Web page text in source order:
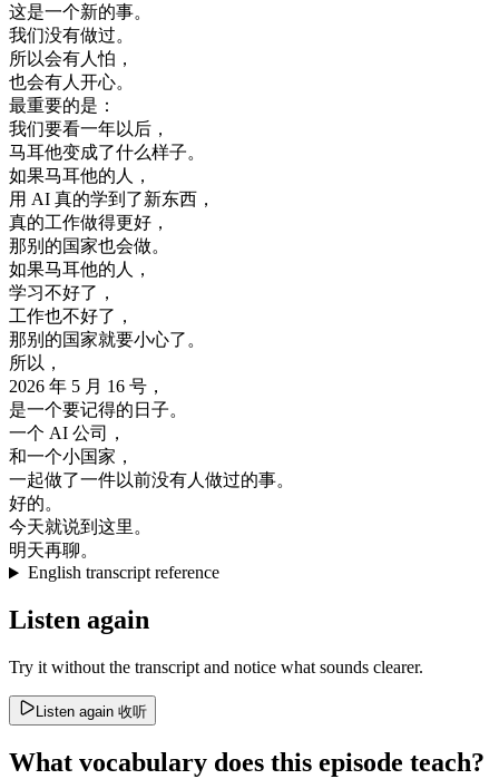
这是一个新的事。
我们没有做过。
所以会有人怕 ，
也会有人开心。
最重要的是 ：
我们要看一年以后 ，
马耳他变成了什么样子。
如果马耳他的人 ，
用 AI 真的学到了新东西 ，
真的工作做得更好 ，
那别的国家也会做。
如果马耳他的人 ，
学习不好了 ，
工作也不好了 ，
那别的国家就要小心了。
所以 ，
2026 年 5 月 16 号 ，
是一个要记得的 日子。
一个 AI 公司
，
和一个小国家 ，
一起做了一件以前没有人做过的事。
好的。
今天就说到 这里。
明天再聊。
English transcript reference
Listen again
Try it without the transcript and notice what sounds clearer.
Listen again 收听
What vocabulary does this episode teach?